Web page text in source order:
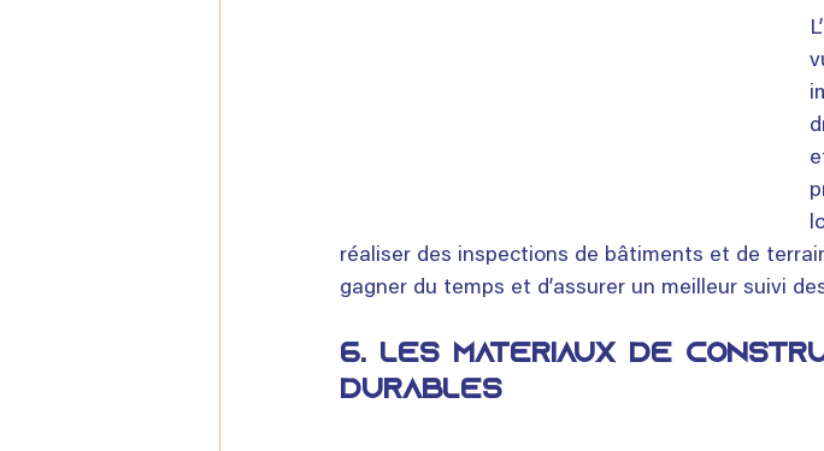
réaliser des inspections de bâtiments et de
gagner du temps et d’assurer un meilleur suivi
6. Les matériaux de
durables